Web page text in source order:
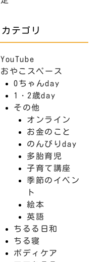
カテゴリ
YouTube
おやこスペース
0ちゃんday
1・2歳day
その他
オンライン
お金のこと
のんびりday
多胎育児
子育て講座
季節のイベン
ト
絵本
英語
ちるる日和
ちる寝
ボディケア